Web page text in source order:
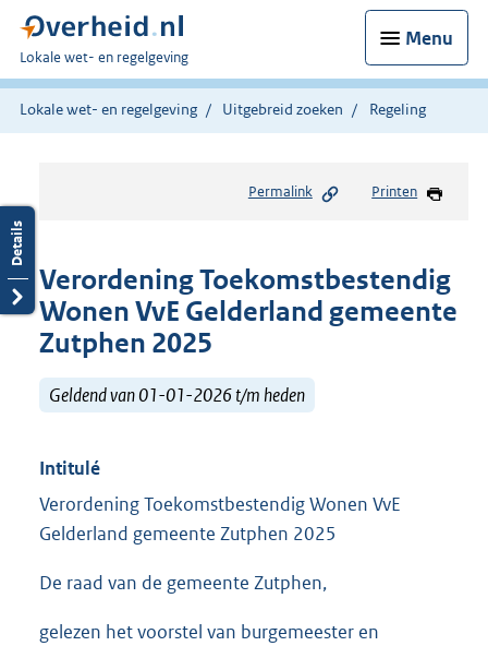
Menu
U
bent
hier:
Lokale wet- en regelgeving
Lokale wet- en regelgeving Uitgebreid zoeken Regeling
Permalink Printen
Verordening Toekomstbestendig
Wonen VvE Gelderland gemeente
Zutphen 2025
Geldend van 01-01-2026 t/m heden
Intitulé
Verordening Toekomstbestendig Wonen VvE
Gelderland gemeente Zutphen 2025
De raad van de gemeente Zutphen,
gelezen het voorstel van burgemeester en